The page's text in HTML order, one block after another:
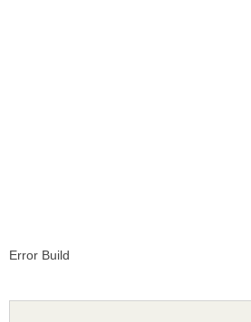
Error Build